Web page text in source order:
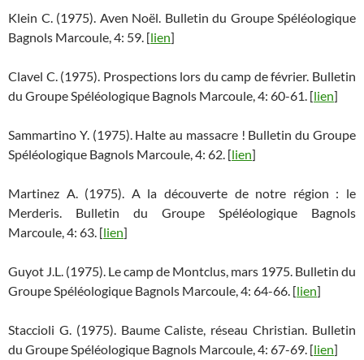
Klein C. (1975). Aven Noël. Bulletin du Groupe Spéléologique
Bagnols Marcoule, 4: 59. [lien]
Clavel C. (1975). Prospections lors du camp de février. Bulletin
du Groupe Spéléologique Bagnols Marcoule, 4: 60-61. [lien]
Sammartino Y. (1975). Halte au massacre ! Bulletin du Groupe
Spéléologique Bagnols Marcoule, 4: 62. [lien]
Martinez A. (1975). A la découverte de notre région : le
Merderis. Bulletin du Groupe Spéléologique Bagnols
Marcoule, 4: 63. [lien]
Guyot J.L. (1975). Le camp de Montclus, mars 1975. Bulletin du
Groupe Spéléologique Bagnols Marcoule, 4: 64-66. [lien]
Staccioli G. (1975). Baume Caliste, réseau Christian. Bulletin
du Groupe Spéléologique Bagnols Marcoule, 4: 67-69. [lien]